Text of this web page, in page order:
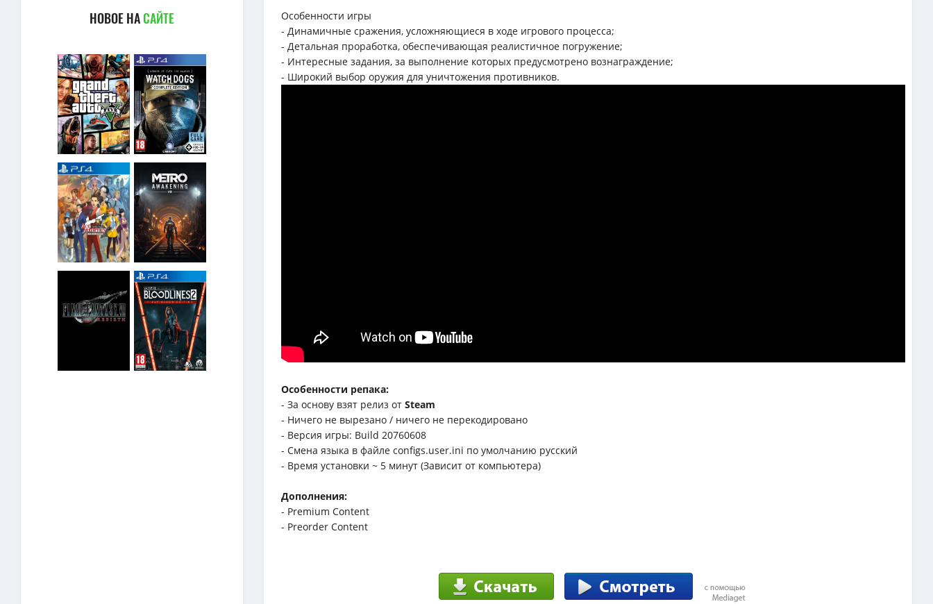
НОВОЕ НАСАЙТЕ
Особенности игры
- Динамичные сражения, усложняющиеся в ходе игрового процесса;
- Детальная проработка, обеспечивающая реалистичное погружение;
- Интересные задания, за выполнение которых предусмотрено вознаграждение;
- Широкий выбор оружия для уничтожения противников.
Особенности репака:
- За основу взят релиз от Steam
- Ничего не вырезано / ничего не перекодировано
- Версия игры: Build 20760608
- Смена языка в файле configs.user.ini по умолчанию русский
- Время установки ~ 5 минут (Зависит от компьютера)
Дополнения:
- Premium Content
- Preorder Content